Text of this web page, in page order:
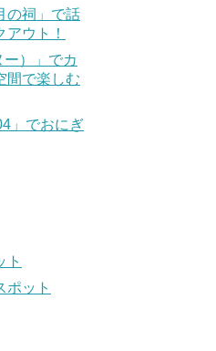
の祠」で話
ウト！
）」でカ
間で楽しむ
」でおにぎ
ト
ポット